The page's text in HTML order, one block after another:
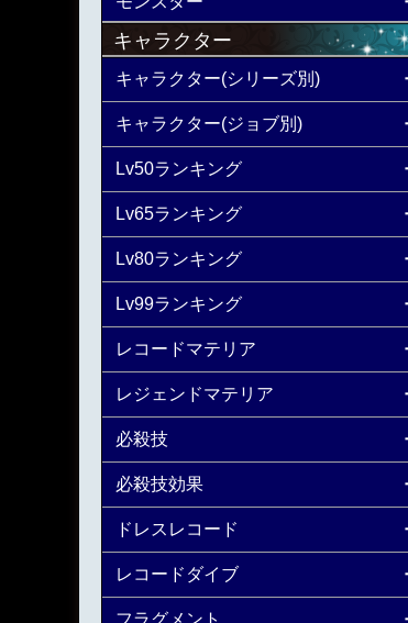
キャラクター
キャラクター(シリーズ別)
キャラクター(ジョブ別)
Lv50ランキング
Lv65ランキング
Lv80ランキング
Lv99ランキング
レコードマテリア
レジェンドマテリア
必殺技
必殺技効果
ドレスレコード
レコードダイブ
フラグメント